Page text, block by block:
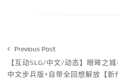
Previous Post
【互动SLG/中文/动态】眼眸之
中文步兵版+自带全回想解放【新